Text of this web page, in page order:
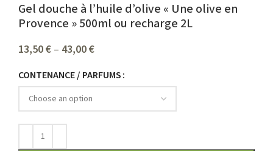
Gel douche à l’huile d’olive « Une olive en
Provence » 500ml ou recharge 2L
13,50€– 43,00€
CONTENANCE / PARFUMS